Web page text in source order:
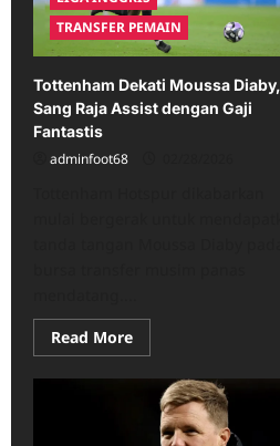
Marah
Usai
Liverpool
Kalah
dari
Wolves
TRANSFER PEMAIN
Tottenham Dekati Moussa Diaby,
Sang Raja Assist dengan Gaji
Fantastis
adminfoot68
Read MoreRead
more
Tottenham
Dekati
Moussa
Diaby,